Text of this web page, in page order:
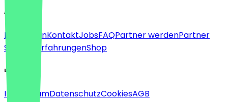
About
Für FirmenKontaktJobsFAQPartner werdenPartner
Support
ErfahrungenShop
Legal
ImpressumDatenschutzCookiesAGB